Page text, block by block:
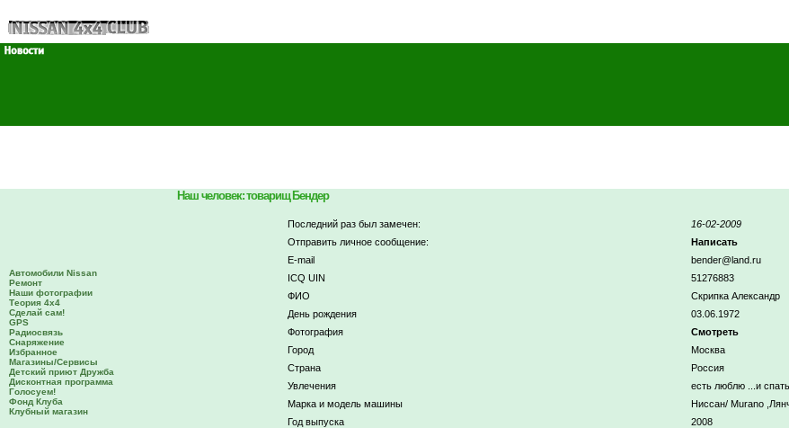
Автомобили Nissan
Ремонт
Наши фотографии
Теория 4х4
Сделай сам!
GPS
Радиосвязь
Снаряжение
Избранное
Магазины/Сервисы
Детский приют Дружба
Дисконтная программа
Голосуем!
Фонд Клуба
Клубный магазин
Наш человек: товарищ Бендер
Последний раз был замечен:
16-02-2009
Отправить личное сообщение:
Написать
E-mail
bender@land.ru
ICQ UIN
51276883
ФИО
Скрипка Александр
День рождения
03.06.1972
Фотография
Смотреть
Город
Москва
Страна
Россия
Увлечения
есть люблю ...и спать
Марка и модель машины
Ниссан/ Murano
Год выпуска
2008